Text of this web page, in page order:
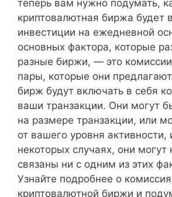
теперь вам нужно подумать,
криптовалютная биржа будет
инвестиции на ежедневной
основных фактора, которые
разные биржи, — это
пары, которые они
бирж будут включать в себя
ваши транзакции. Они могут
на размере транзакции, или
от вашего уровня активности,
некоторых случаях, они могут
связаны ни с одним из этих
Узнайте подробнее о
криптовалютной биржи и